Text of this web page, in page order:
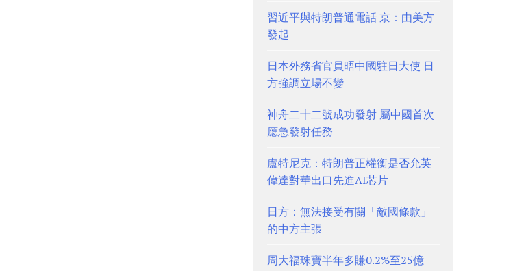
習近平與特朗普通電話 京：由美方
發起
日本外務省官員晤中國駐日大使 日
方強調立場不變
神舟二十二號成功發射 屬中國首次
應急發射任務
盧特尼克：特朗普正權衡是否允英
偉達對華出口先進AI芯片
日方：無法接受有關「敵國條款」
的中方主張
周大福珠寶半年多賺0.2%至25億